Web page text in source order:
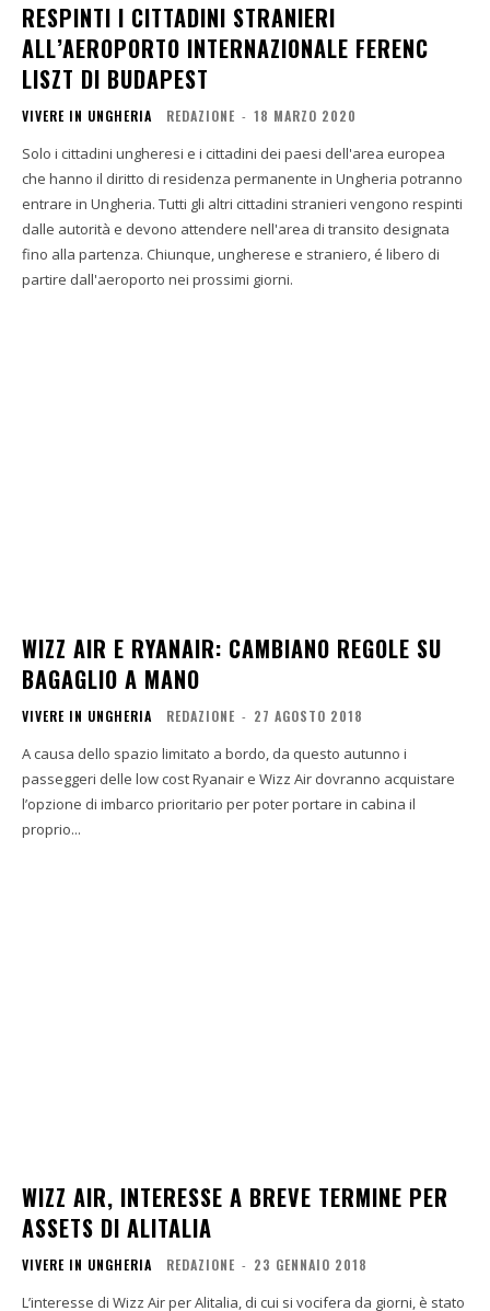
RESPINTI I CITTADINI STRANIERI
ALL’AEROPORTO INTERNAZIONALE FERENC
LISZT DI BUDAPEST
VIVERE IN UNGHERIA REDAZIONE - 18 MARZO 2020
Solo i cittadini ungheresi e i cittadini dei paesi dell'area europea
che hanno il diritto di residenza permanente in Ungheria potranno
entrare in Ungheria. Tutti gli altri cittadini stranieri vengono respinti
dalle autorità e devono attendere nell'area di transito designata
fino alla partenza. Chiunque, ungherese e straniero, é libero di
partire dall'aeroporto nei prossimi giorni.
WIZZ AIR E RYANAIR: CAMBIANO REGOLE SU
BAGAGLIO A MANO
VIVERE IN UNGHERIA REDAZIONE - 27 AGOSTO 2018
A causa dello spazio limitato a bordo, da questo autunno i
passeggeri delle low cost Ryanair e Wizz Air dovranno acquistare
l’opzione di imbarco prioritario per poter portare in cabina il
proprio...
WIZZ AIR, INTERESSE A BREVE TERMINE PER
ASSETS DI ALITALIA
VIVERE IN UNGHERIA REDAZIONE - 23 GENNAIO 2018
L’interesse di Wizz Air per Alitalia, di cui si vocifera da giorni, è stato